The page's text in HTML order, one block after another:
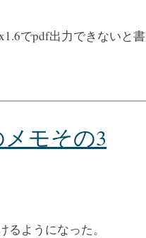
でpdf出力できないと書
メモその3
ようになった。